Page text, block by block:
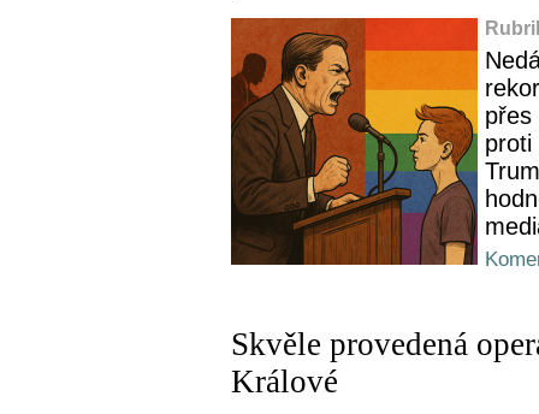
přes
proti
Skvěle provedená
Králové